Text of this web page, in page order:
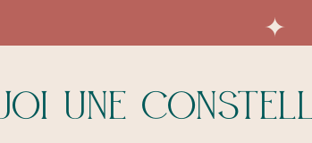
✦
une